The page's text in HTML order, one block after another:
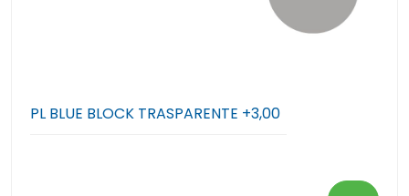
PL BLUE BLOCK TRASPARENTE +3,00